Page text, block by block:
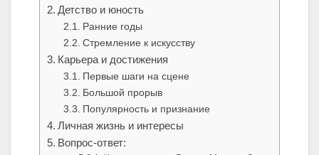
Детство и юность
Ранние годы
Стремление к искусству
Карьера и достижения
Первые шаги на сцене
Большой прорыв
Популярность и признание
Личная жизнь и интересы
Вопрос-ответ: